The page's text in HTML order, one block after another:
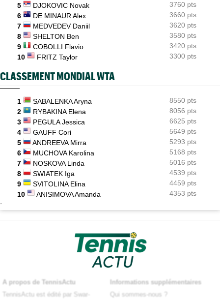
5
DJOKOVIC Novak
3760 pts
6
DE MINAUR Alex
3660 pts
7
MEDVEDEV Daniil
3620 pts
8
SHELTON Ben
3580 pts
9
COBOLLI Flavio
3420 pts
10
FRITZ Taylor 3300 pts
CLASSEMENT MONDIAL WTA
1 SABALENKA Aryna
8550 pts
2
RYBAKINA Elena
8056 pts
3
PEGULA Jessica
6625 pts
4
GAUFF Cori
5649 pts
5
ANDREEVA Mirra
5293 pts
6
MUCHOVA Karolina
5168 pts
7
NOSKOVA Linda
5016 pts
8
SWIATEK Iga
4539 pts
9
SVITOLINA Elina
4459 pts
10
ANISIMOVA Amanda 4353 pts
-
A propos de TennisActu
TennisActu est édité par Swar-
Informations supplémentaires
Qui sommes-nous ?